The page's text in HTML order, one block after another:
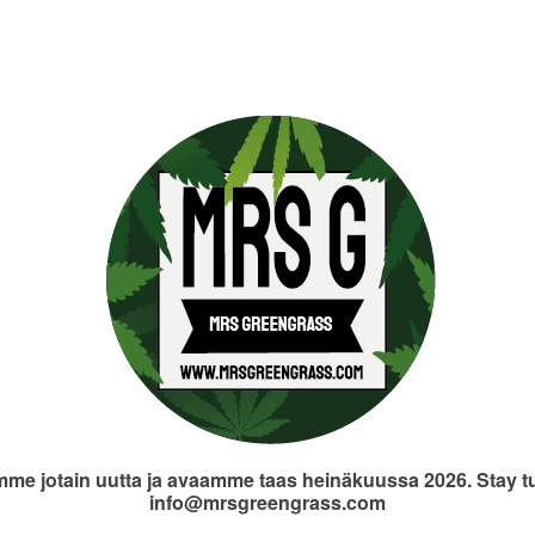
jotain uutta ja avaamme taas heinäkuussa 2026. Stay
info@mrsgreengrass.com